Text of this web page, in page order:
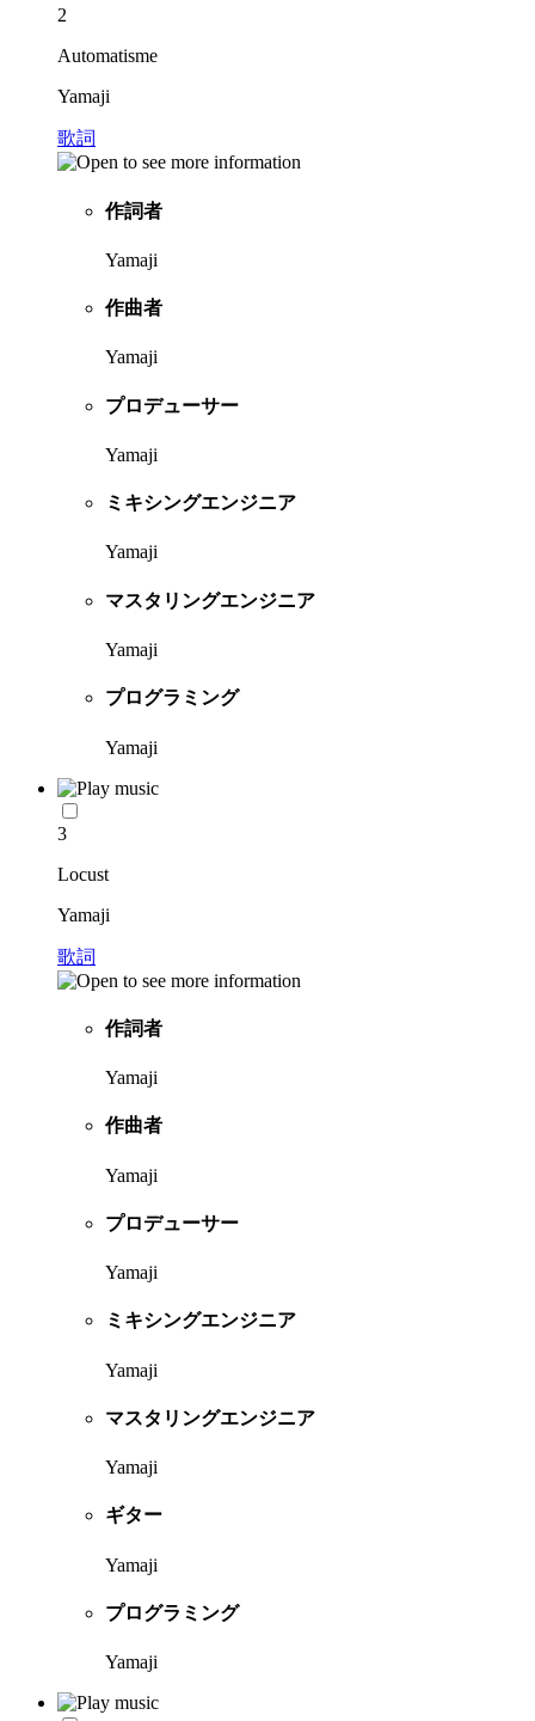
2
Automatisme
Yamaji
歌詞
作詞者
Yamaji
作曲者
Yamaji
プロデューサー
Yamaji
ミキシングエンジニア
Yamaji
マスタリングエンジニア
Yamaji
プログラミング
Yamaji
3
Locust
Yamaji
歌詞
作詞者
Yamaji
作曲者
Yamaji
プロデューサー
Yamaji
ミキシングエンジニア
Yamaji
マスタリングエンジニア
Yamaji
ギター
Yamaji
プログラミング
Yamaji